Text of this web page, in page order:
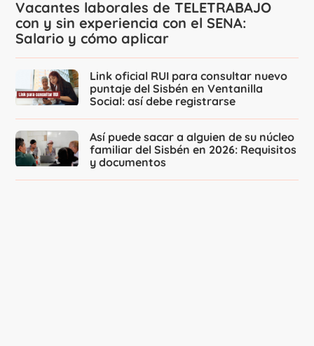
Vacantes laborales de TELETRABAJO
con y sin experiencia con el SENA:
Salario y cómo aplicar
Link oficial RUI para consultar nuevo
puntaje del Sisbén en Ventanilla
Social: así debe registrarse
Así puede sacar a alguien de su núcleo
familiar del Sisbén en 2026: Requisitos
y documentos